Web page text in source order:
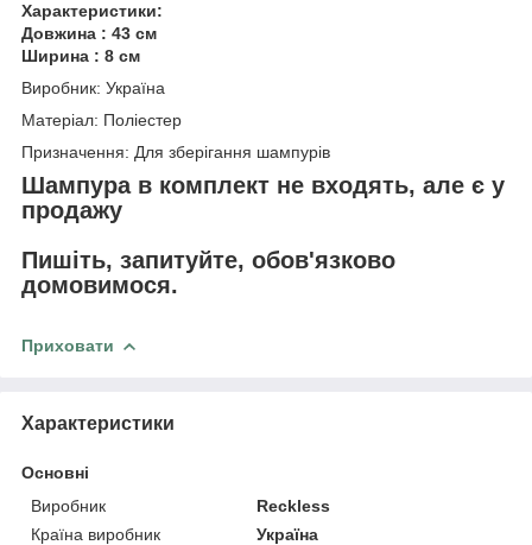
Характеристики:
Довжина : 43 см
Ширина : 8 см
Виробник: Україна
Матеріал: Поліестер
Призначення: Для зберігання шампурів
Шампура в комплект не входять, але є у
продажу
Пишіть, запитуйте, обов'язково
домовимося.
Приховати
Характеристики
Основні
Виробник
Reckless
Країна виробник
Україна